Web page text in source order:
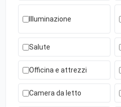
Illuminazione
Salute
Officina e attrezzi
Camera da letto